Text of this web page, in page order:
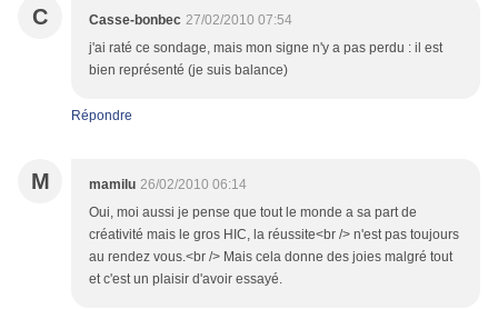
C Casse-bonbec 27/02/2010 07:54
j'ai raté ce sondage, mais mon signe n'y a pas perdu : il est
bien représenté (je suis balance)
Répondre
M mamilu 26/02/2010 06:14
Oui, moi aussi je pense que tout le monde a sa part de
créativité mais le gros HIC, la réussite<br /> n'est pas toujours
au rendez vous.<br /> Mais cela donne des joies malgré tout
et c'est un plaisir d'avoir essayé.